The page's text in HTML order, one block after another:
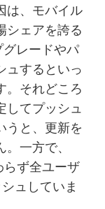
は、モバイル
シェアを誇る
レードやパ
ュするといっ
。それどころ
してプッシュ
うと、更新を
一方で、
ず全ユーザ
ュしていま